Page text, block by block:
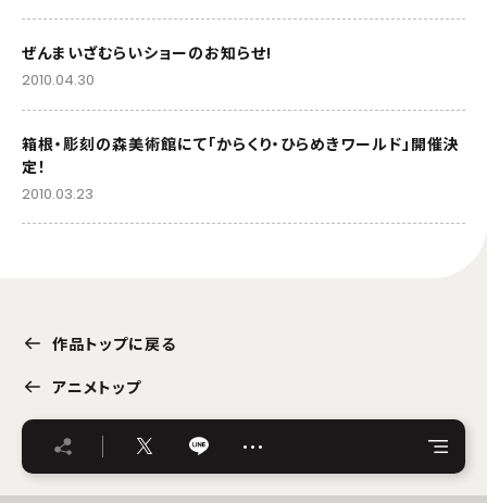
ぜんまいざむらいショーのお知らせ!
2010.04.30
箱根・彫刻の森美術館にて「からくり・ひらめきワールド」開催決
定！
2010.03.23
作品トップに戻る
アニメトップ
…